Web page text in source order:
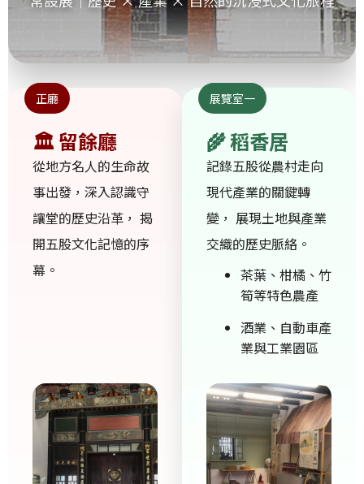
正廳
🏛 留餘廳
從地方名人的生命故
事出發，深入認識守
讓堂的歷史沿革， 揭
開五股文化記憶的序
幕。
展覽室一
🌾 稻香居
記錄五股從農村走向
現代產業的關鍵轉
變， 展現土地與產業
交織的歷史脈絡。
茶葉、柑橘、竹
筍等特色農產
酒業、自動車產
業與工業園區